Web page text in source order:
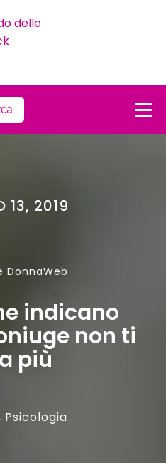
13, 2019
DonnaWeb
indicano
non ti
più
Psicologia